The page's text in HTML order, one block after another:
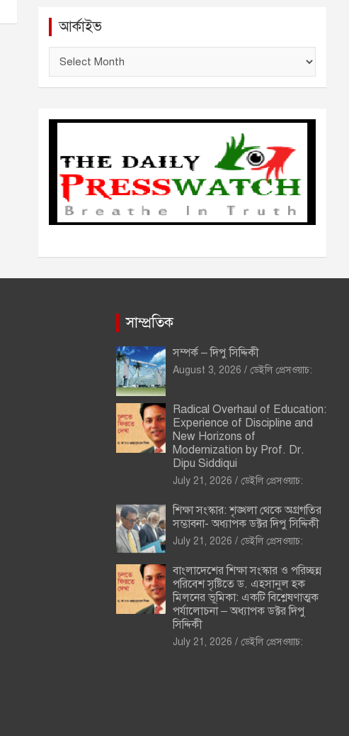
আর্কাইভ
ই
সাম্প্রতিক
সম্পর্ক – দিপু সিদ্দিকী
August 3, 2026 ডেইলি প্রেসওয়াচ:
Radical Overhaul of Education:
Experience of Discipline and
New Horizons of
Modernization by Prof. Dr.
Dipu Siddiqui
July 21, 2026 ডেইলি প্রেসওয়াচ:
শিক্ষা সংস্কার: শৃঙ্খলা থেকে অগ্রগতির
সম্ভাবনা- অধ্যাপক ডক্টর দিপু সিদ্দিকী
July 21, 2026 ডেইলি প্রেসওয়াচ:
বাংলাদেশের শিক্ষা সংস্কার ও পরিচ্ছন্ন
পরিবেশ সৃষ্টিতে ড. এহসানুল হক
মিলনের ভূমিকা: একটি বিশ্লেষণাত্মক
পর্যালোচনা – অধ্যাপক ডক্টর দিপু
সিদ্দিকী
July 21, 2026 ডেইলি প্রেসওয়াচ: